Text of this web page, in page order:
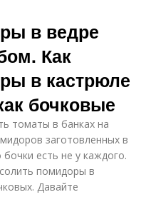
в ведре
Как
в кастрюле
бочковые
томаты в банках на
заготовленных в
есть не у каждого.
помидоры в
Давайте